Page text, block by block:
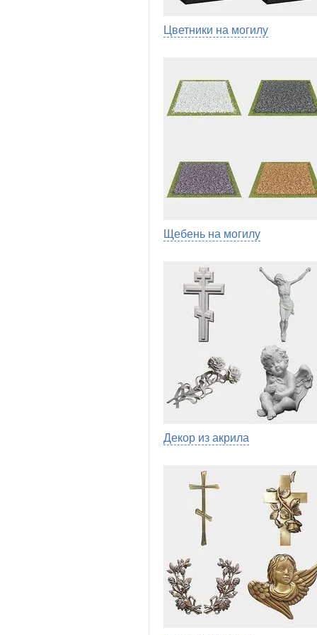
Цветники на могилу
Щебень на могилу
Декор из акрила